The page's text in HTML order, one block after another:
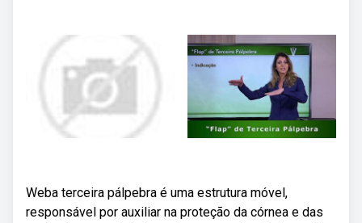
Weba terceira pálpebra é uma estrutura móvel,
responsável por auxiliar na proteção da córnea e das